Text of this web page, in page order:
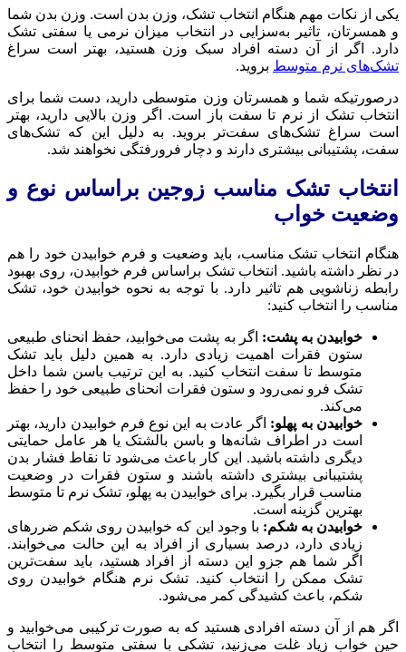
یکی از نکات مهم هنگام انتخاب تشک، وزن بدن است. وزن بدن شما
و همسرتان، تاثیر به‌سزایی در انتخاب میزان نرمی یا سفتی تشک
دارد. اگر از آن دسته افراد سبک وزن هستید، بهتر است سراغ
تشک‌های نرم متوسط بروید.
درصورتیکه شما و همسرتان وزن متوسطی دارید، دست شما برای
انتخاب تشک از نرم تا سفت باز است. اگر وزن بالایی دارید، بهتر
است سراغ تشک‌های سفت‌تر بروید. به دلیل این که تشک‌های
سفت، پشتیبانی بیشتری دارند و دچار فرورفتگی نخواهند شد.
انتخاب تشک مناسب زوجین براساس نوع و
وضعیت خواب
هنگام انتخاب تشک مناسب، باید وضعیت و فرم خوابیدن خود را هم
در نظر داشته باشید. انتخاب تشک براساس فرم خوابیدن، روی بهبود
رابطه زناشویی هم تاثیر دارد. با توجه به نحوه خوابیدن خود، تشک
مناسب را انتخاب کنید:
خوابیدن به پشت: اگر به پشت می‌خوابید، حفظ انحنای طبیعی
ستون فقرات اهمیت زیادی دارد. به همین دلیل باید تشک
متوسط تا سفت انتخاب کنید. به این ترتیب باسن شما داخل
تشک فرو نمی‌رود و ستون فقرات انحنای طبیعی خود را حفظ
می‌کند.
خوابیدن به پهلو: اگر عادت به این نوع فرم خوابیدن دارید، بهتر
است در اطراف شانه‌ها و باسن بالشتک یا هر عامل حمایتی
دیگری داشته باشید. این کار باعث می‌شود تا نقاط فشار بدن
پشتیبانی بیشتری داشته باشند و ستون فقرات در وضعیت
مناسب قرار بگیرد. برای خوابیدن به پهلو، تشک نرم تا متوسط
بهترین گزینه است.
خوابیدن به شکم: با وجود این که خوابیدن روی شکم ضررهای
زیادی دارد، درصد بسیاری از افراد به این حالت می‌خوابند.
اگر شما هم جزو این دسته از افراد هستید، باید سفت‌ترین
تشک ممکن را انتخاب کنید. تشک نرم هنگام خوابیدن روی
شکم، باعث کشیدگی کمر می‌شود.
اگر هم از آن دسته افرادی هستید که به صورت ترکیبی می‌خوابید و
حین خواب زیاد غلت می‌زنید، تشکی با سفتی متوسط را انتخاب